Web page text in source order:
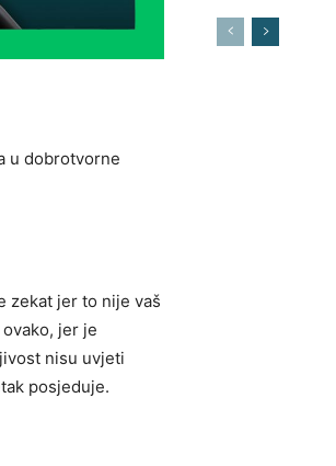
u dobrotvorne
zekat jer to nije vaš
jer je
nisu uvjeti
posjeduje.